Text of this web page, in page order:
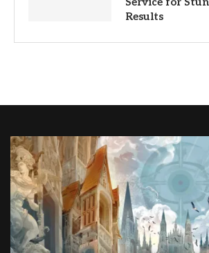
Results